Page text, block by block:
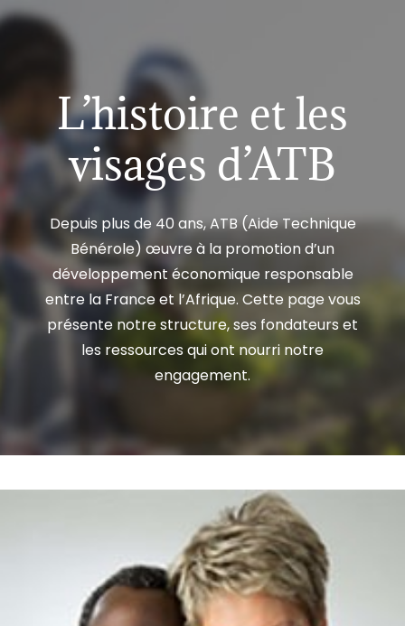
L’histoire et les
visages d’ATB
Depuis plus de 40 ans, ATB (Aide Technique
Bénérole) œuvre à la promotion d’un
développement économique responsable
entre la France et l’Afrique. Cette page vous
présente notre structure, ses fondateurs et
les ressources qui ont nourri notre
engagement.